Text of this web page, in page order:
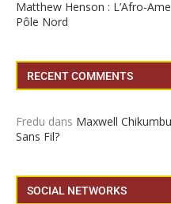
Matthew Henson : L’Afro-
Pôle Nord
RECENT COMMENTS
Fredu dans Maxwell
Sans Fil?
SOCIAL NETWORKS